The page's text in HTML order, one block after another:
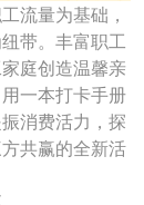
流量为基础，
带。丰富职工
庭创造温馨亲
一本打卡手册
消费活力，探
共赢的全新活